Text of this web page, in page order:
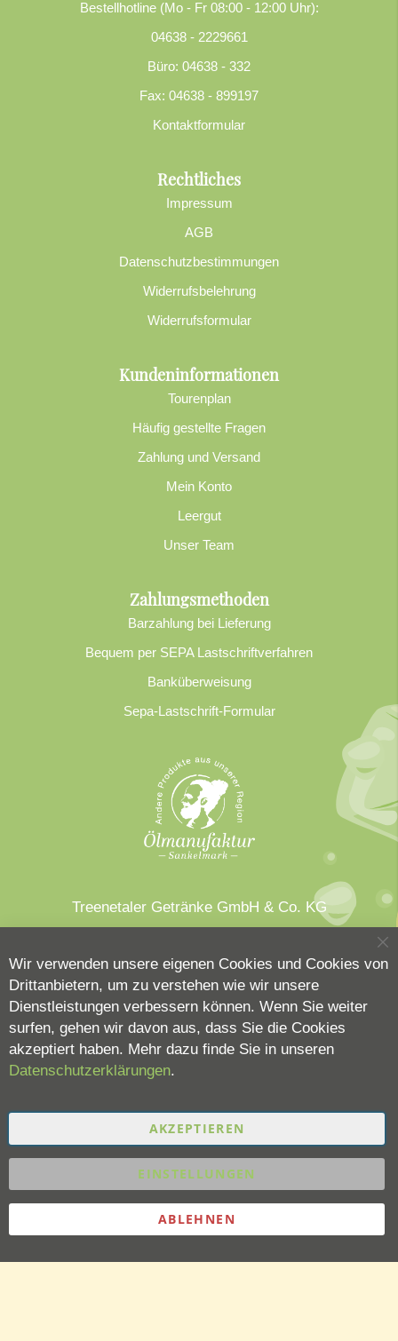
Bestellhotline (Mo - Fr 08:00 - 12:00 Uhr):
04638 - 2229661
Büro: 04638 - 332
Fax: 04638 - 899197
Kontaktformular
Rechtliches
Impressum
AGB
Datenschutzbestimmungen
Widerrufsbelehrung
Widerrufsformular
Kundeninformationen
Tourenplan
Häufig gestellte Fragen
Zahlung und Versand
Mein Konto
Leergut
Unser Team
Zahlungsmethoden
Barzahlung bei Lieferung
Bequem per SEPA Lastschriftverfahren
Banküberweisung
Sepa-Lastschrift-Formular
Treenetaler Getränke GmbH & Co. KG
Wir verwenden unsere eigenen Cookies und Cookies von
Drittanbietern, um zu verstehen wie wir unsere
Dienstleistungen verbessern können. Wenn Sie weiter
surfen, gehen wir davon aus, dass Sie die Cookies
akzeptiert haben. Mehr dazu finde Sie in unseren
Datenschutzerklärungen.
AKZEPTIEREN
EINSTELLUNGEN
ABLEHNEN